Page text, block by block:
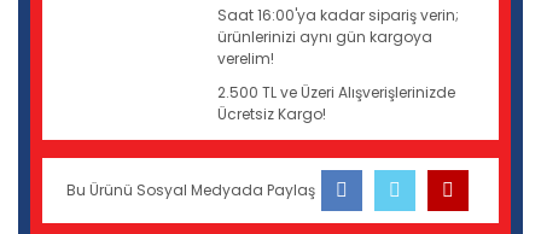
Saat 16:00'ya kadar sipariş verin;
ürünlerinizi aynı gün kargoya
verelim!
2.500 TL ve Üzeri Alışverişlerinizde
Ücretsiz Kargo!
Bu Ürünü Sosyal Medyada Paylaş